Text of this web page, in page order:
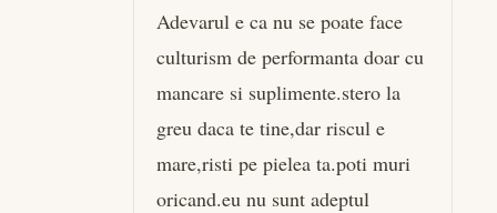
Adevarul e ca nu se poate face
culturism de performanta doar cu
mancare si suplimente.stero la
greu daca te tine,dar riscul e
mare,risti pe pielea ta.poti muri
oricand.eu nu sunt adeptul